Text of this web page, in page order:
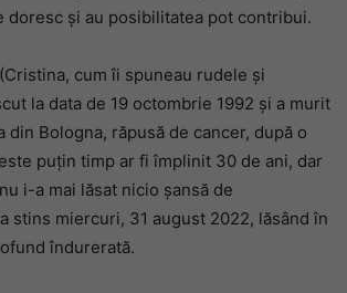
doresc și au posibilitatea pot contribui.
cum îi spuneau rudele și
la data de 19 octombrie 1992 și a murit
din Bologna, răpusă de cancer, după o
puțin timp ar fi împlinit 30 de ani, dar
i-a mai lăsat nicio șansă de
stins miercuri, 31 august 2022, lăsând în
îndurerată.